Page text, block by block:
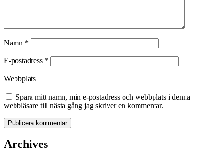
Namn *
E-postadress *
Webbplats
Spara mitt namn, min e-postadress och webbplats i denna
webbläsare till nästa gång jag skriver en kommentar.
Archives